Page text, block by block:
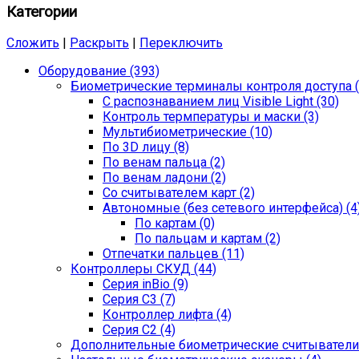
Категории
Сложить Раскрыть
Переключить
Оборудование (393)
Биометрические терминалы контроля доступа
С распознаванием лиц Visible Light (30)
Контроль термпературы и маски (3)
Мультибиометрические (10)
По 3D лицу (8)
По венам пальца (2)
По венам ладони (2)
Со считывателем карт (2)
Автономные (без сетевого интерфейса)
По картам (0)
По пальцам и картам (2)
Отпечатки пальцев (11)
Контроллеры СКУД (44)
Серия inBio (9)
Серия С3 (7)
Контроллер лифта (4)
Серия С2 (4)
Дополнительные биометрические